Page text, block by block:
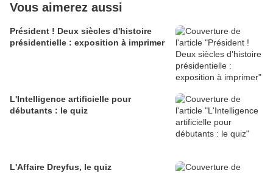
Vous aimerez aussi
Président ! Deux siècles d'histoire
présidentielle : exposition à imprimer
L'Intelligence artificielle pour
débutants : le quiz
L'Affaire Dreyfus, le quiz